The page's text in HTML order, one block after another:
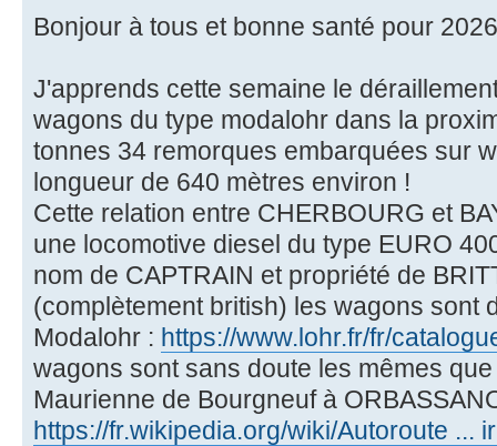
Bonjour à tous et bonne santé pour
J'apprends cette semaine le
wagons du type modalohr dans la
tonnes 34 remorques embarquées sur
longueur de 640 mètres environ !
Cette relation entre CHERBOURG et
une locomotive diesel du type EURO
nom de CAPTRAIN et propriété de
(complètement british) les wagons sont
Modalohr : https://www.lohr.fr/fr/
wagons sont sans doute les mêmes
Maurienne de Bourgneuf à
https://fr.wikipedia.org/wiki/Autoroute ...